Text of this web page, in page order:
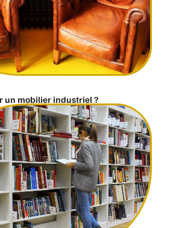
un mobilier industriel ?